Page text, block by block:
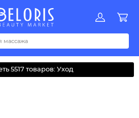
Акции
PQRSTUVWYZАБВДЗИМОКЛНПРСТУФ
5517 товаров: Уход